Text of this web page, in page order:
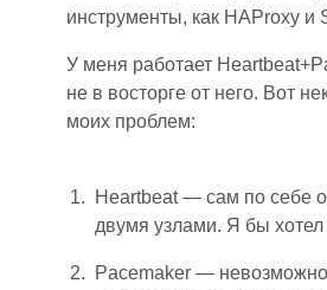
инструменты, как HAProxy и
У меня работает
не в восторге от него. Вот
моих проблем:
Heartbeat — сам по себе
двумя узлами. Я бы хотел
Pacemaker — невозможно